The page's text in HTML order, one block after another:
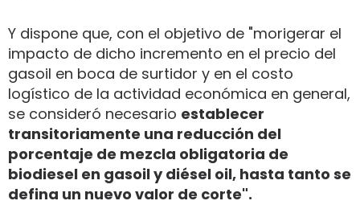
Y dispone que, con el objetivo de "morigerar el
impacto de dicho incremento en el precio del
gasoil en boca de surtidor y en el costo
logístico de la actividad económica en general,
se consideró necesario establecer
transitoriamente una reducción del
porcentaje de mezcla obligatoria de
biodiesel en gasoil y diésel oil, hasta tanto se
defina un nuevo valor de corte".